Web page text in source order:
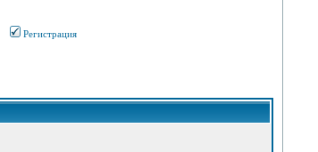
Регистрация